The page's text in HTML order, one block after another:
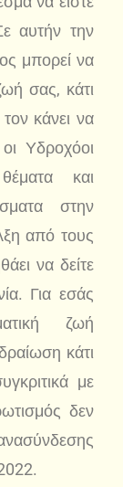
αυτήν την
μπορεί να
σας, κάτι
κάνει να
Υδροχόοι
και
στην
από τους
να δείτε
Για εσάς
ζωή
κάτι
με
δεν